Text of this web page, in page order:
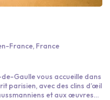
France, France
Gaulle vous accueille dans
parisien, avec des clins d’œil
et aux œuvres